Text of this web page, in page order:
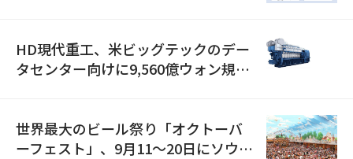
HD現代重工、米ビッグテックのデー
タセンター向けに9,560億ウォン規模
世界最大のビール祭り「オクトーバ
ーフェスト」、9月11〜20日にソウル